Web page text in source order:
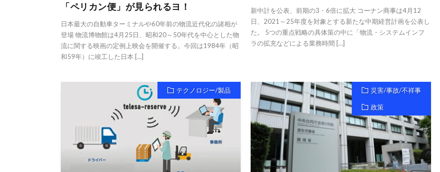
「ペリカン便」が見られるヨ！
日本最大の自動車ターミナルや60年前の物流近代化の諸相が
登場 物流博物館は4月25日、昭和20～50年代を中心とした物
流に関する映画の定例上映会を開催する。今回は1984年（昭
和59年）に竣工した日本 […]
新中計を公表、前期の3・6倍に拡大 コーナン商事は4月12
日、2021～25年度を対象とする新たな中期経営計画を公表し
た。 5つの重点戦略の具体策の中に「物流・システムインフ
ラの拡充などによる業務時間 […]
テクノロジー/製品 災害/事故/不祥事
政策